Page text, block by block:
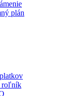
plán
roľník